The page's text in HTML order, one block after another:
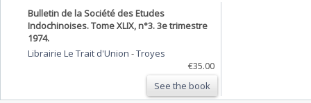
Bulletin de la Société des Etudes
Indochinoises. Tome XLIX, n°3. 3e trimestre
1974.
Librairie Le Trait d'Union -Troyes
€35.00
See the book